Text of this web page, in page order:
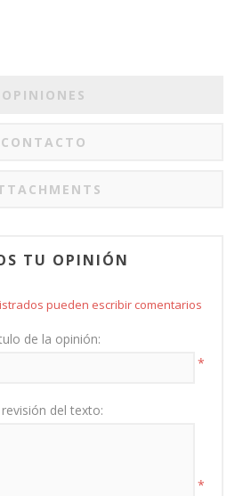
OPINIONES
CONTACTO
TU OPINIÓN
pueden escribir comentarios
de la opinión:
*
revisión del texto:
*